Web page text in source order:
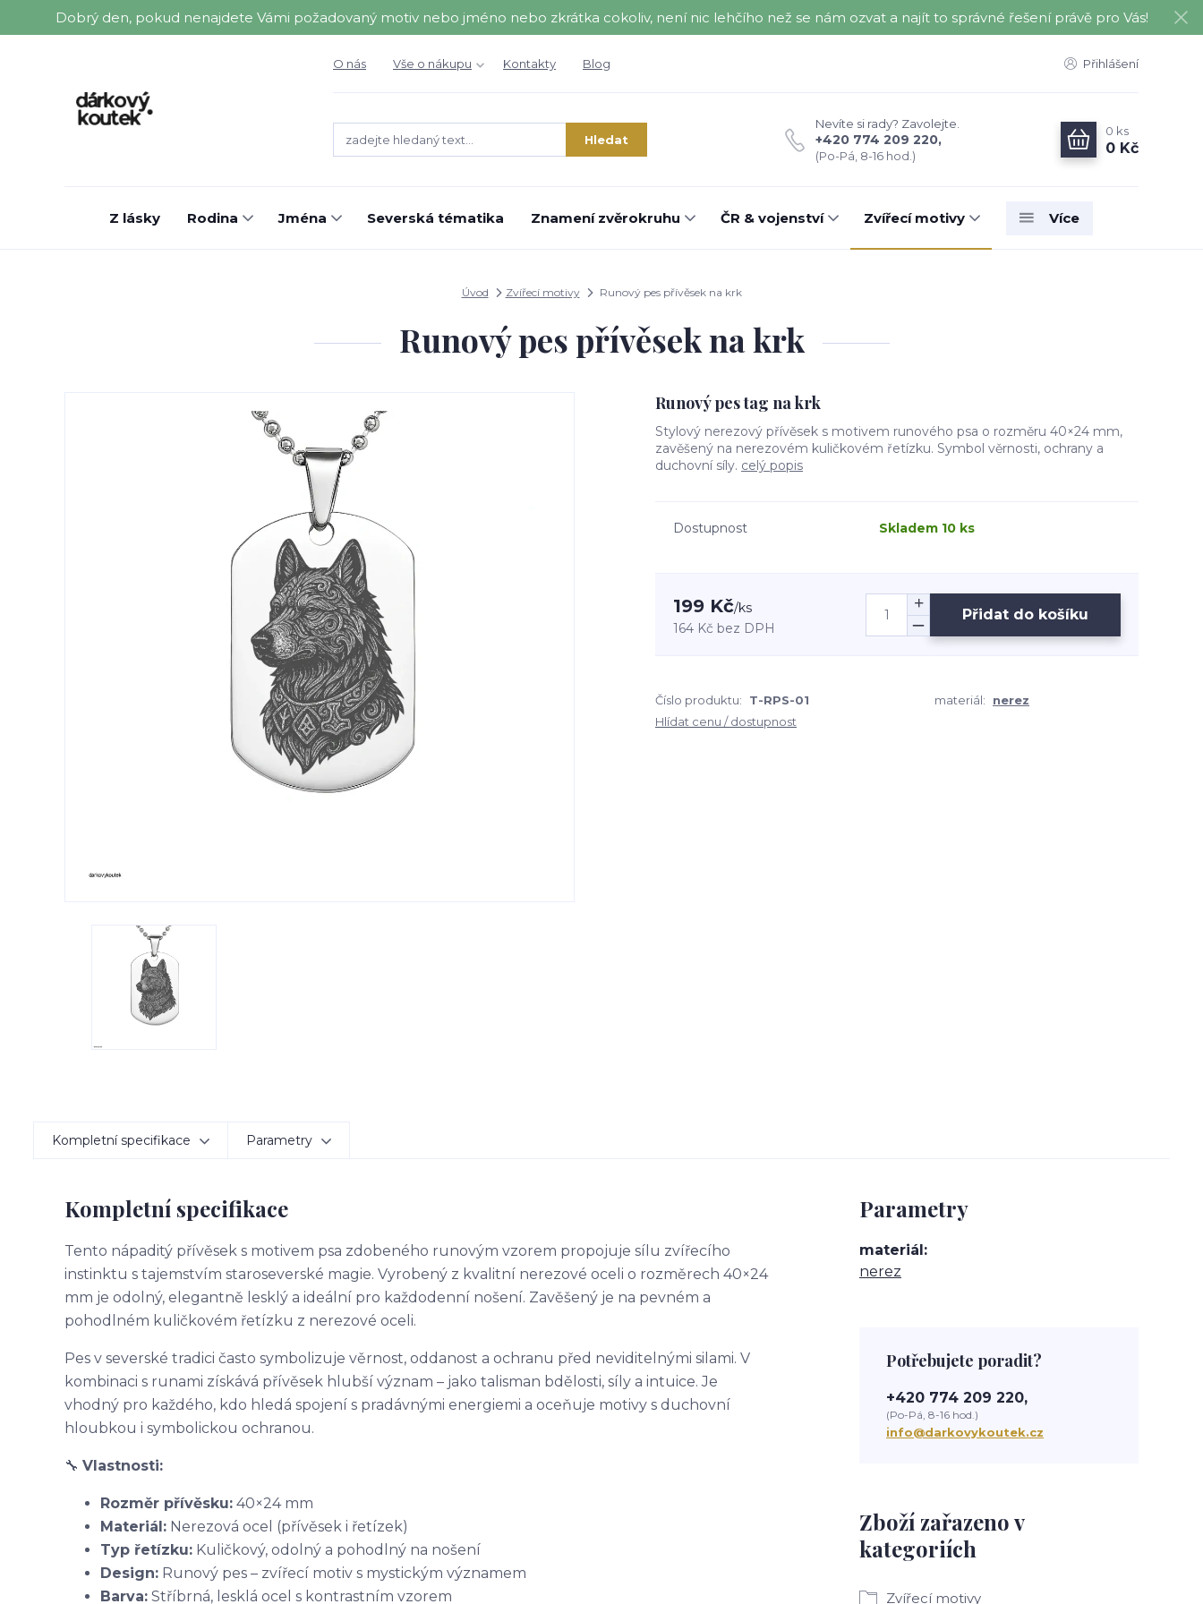
Dobrý den, pokud nenajdete Vámi požadovaný motiv nebo jméno nebo zkrátka cokoliv, není nic lehčího než se nám ozvat a najít to správné řešení právě pro Vás!
O nás Vše o nákupu Kontakty Blog Přihlášení
Hledat
Nevíte si rady? Zavolejte.
+420 774 209 220,
(Po-Pá, 8-16 hod.)
0 ks
0 Kč
Z lásky Rodina Jména Severská tématika Znamení zvěrokruhu ČR & vojenství Zvířecí motivy Více
Úvod Zvířecí motivy Runový pes přívěsek na krk
Runový pes přívěsek na krk
Runový pes tag na krk
Stylový nerezový přívěsek s motivem runového psa o rozměru 40×24 mm,
zavěšený na nerezovém kuličkovém řetízku. Symbol věrnosti, ochrany a
duchovní síly. celý popis
Dostupnost Skladem 10 ks
199 Kč/ks
164 Kč bez DPH
Přidat do košíku
Číslo produktu: T-RPS-01 materiál:
nerez
Hlídat cenu / dostupnost
Kompletní specifikace Parametry
Kompletní specifikace
Tento nápaditý přívěsek s motivem psa zdobeného runovým vzorem propojuje sílu zvířecího
instinktu s tajemstvím staroseverské magie. Vyrobený z kvalitní nerezové oceli o rozměrech 40×24
mm je odolný, elegantně lesklý a ideální pro každodenní nošení. Zavěšený je na pevném a
pohodlném kuličkovém řetízku z nerezové oceli.
Pes v severské tradici často symbolizuje věrnost, oddanost a ochranu před neviditelnými silami. V
kombinaci s runami získává přívěsek hlubší význam – jako talisman bdělosti, síly a intuice. Je
vhodný pro každého, kdo hledá spojení s pradávnými energiemi a oceňuje motivy s duchovní
hloubkou i symbolickou ochranou.
🔧 Vlastnosti:
Rozměr přívěsku: 40×24 mm
Materiál: Nerezová ocel (přívěsek i řetízek)
Typ řetízku: Kuličkový, odolný a pohodlný na nošení
Design: Runový pes – zvířecí motiv s mystickým významem
Barva: Stříbrná, lesklá ocel s kontrastním vzorem
Parametry
materiál
nerez
Zboží zařazeno v
kategoriích
Zvířecí motivy
Potřebujete poradit?
+420 774 209 220,
(Po-Pá, 8-16 hod.)
info@darkovykoutek.cz